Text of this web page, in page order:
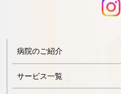
病院のご紹介
サービス一覧